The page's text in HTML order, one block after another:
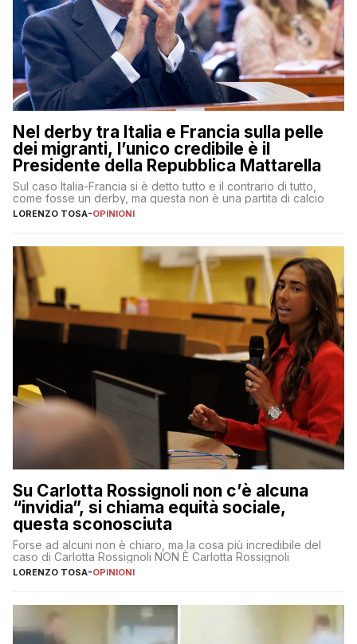
Nel derby tra Italia e Francia sulla pelle
dei migranti, l’unico credibile è il
Presidente della Repubblica Mattarella
Sul caso Italia-Francia si è detto tutto e il contrario di tutto,
come fosse un derby, ma questa non è una partita di calcio
LORENZO TOSA-OPINIONI
Su Carlotta Rossignoli non c’è alcuna
“invidia”, si chiama equità sociale,
questa sconosciuta
Forse ad alcuni non è chiaro, ma la cosa più incredibile del
caso di Carlotta Rossignoli NON È Carlotta Rossignoli
LORENZO TOSA-OPINIONI